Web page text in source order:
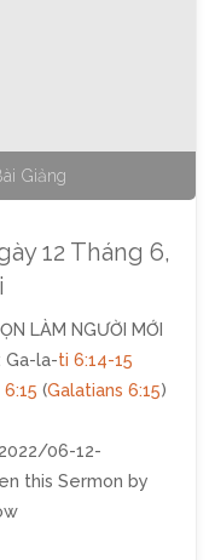
Giảng
12 Tháng 6,
LÀM NGƯỜI MỚI
Ga-la-ti 6:14-15
6:15 (Galatians 6:15)
06-12-
this Sermon by